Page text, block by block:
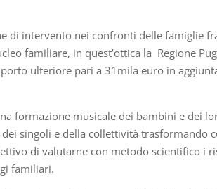
di intervento nei confronti delle famiglie
familiare, in quest’ottica la Regione
ulteriore pari a 31mila euro in
formazione musicale dei bambini e dei
singoli e della collettività trasformando
di valutarne con metodo scientifico i
familiari.